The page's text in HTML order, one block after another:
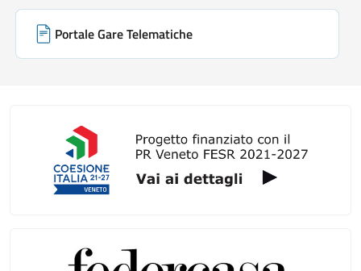
Portale Gare Telematiche
Galleria link rapidi